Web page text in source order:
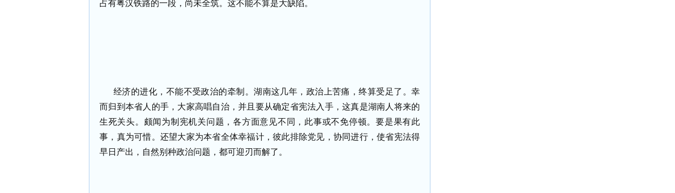
占有粤汉铁路的一段，尚未全筑。这不能不算是大缺陷。
经济的进化，不能不受政治的牵制。湖南这几年，政治上苦痛，终算受足了。幸
而归到本省人的手，大家高唱自治，并且要从确定省宪法入手，这真是湖南人将来的
生死关头。颇闻为制宪机关问题，各方面意见不同，此事或不免停顿。要是果有此
事，真为可惜。还望大家为本省全体幸福计，彼此排除党见，协同进行，使省宪法得
早日产出，自然别种政治问题，都可迎刃而解了。